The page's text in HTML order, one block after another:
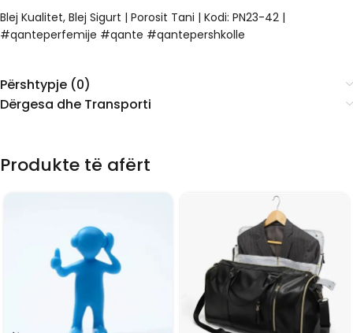
Blej Kualitet, Blej Sigurt | Porosit Tani | Kodi: PN23-42 |
#qanteperfemije #qante #qantepershkolle
Përshtypje (0)
Dërgesa dhe Transporti
Produkte të afërt